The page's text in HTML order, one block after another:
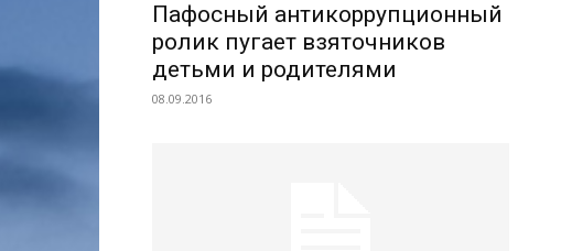
Пафосный антикоррупционный
ролик пугает взяточников
детьми и родителями
08.09.2016